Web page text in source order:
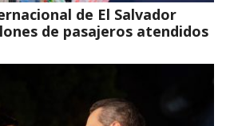
de El Salvador
de pasajeros atendidos